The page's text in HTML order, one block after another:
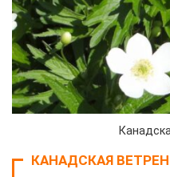
КАНАДСКАЯ